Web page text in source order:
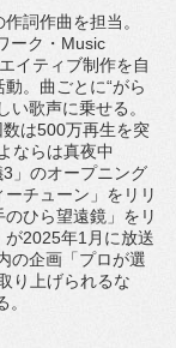
詞作曲を担当。
ーク・Music
イティブ制作を自
。曲ごとに“がら
い歌声に乗せる。
は500万再生を突
ならは真夜中
」のオープニング
チューン」をリリ
ひら望遠鏡」をリ
が2025年1月に放送
の企画「プロが選
り上げられるな